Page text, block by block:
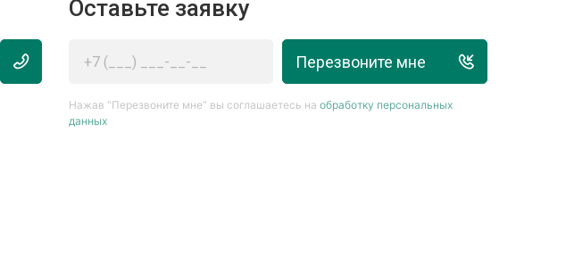
Оставьте заявку
Перезвоните мне
Нажав “Перезвоните мне” вы соглашаетесь на обработку персональных
данных